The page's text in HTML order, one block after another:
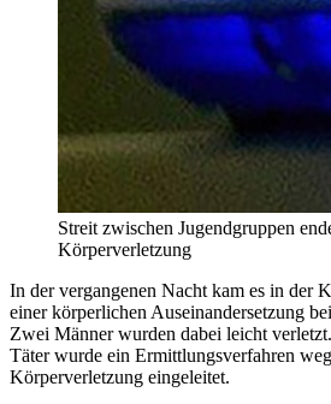
Streit zwischen Jugendgruppen
Körperverletzung
In der vergangenen Nacht kam es in der
einer körperlichen Auseinandersetzung
Zwei Männer wurden dabei leicht
Täter wurde ein Ermittlungsverfahren
Körperverletzung eingeleitet.